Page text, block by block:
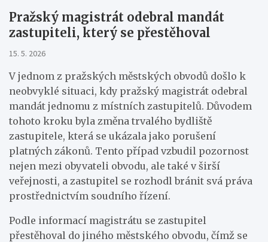
Pražský magistrát odebral mandát
zastupiteli, který se přestěhoval
15. 5. 2026
V jednom z pražských městských obvodů došlo k
neobvyklé situaci, kdy pražský magistrát odebral
mandát jednomu z místních zastupitelů. Důvodem
tohoto kroku byla změna trvalého bydliště
zastupitele, která se ukázala jako porušení
platných zákonů. Tento případ vzbudil pozornost
nejen mezi obyvateli obvodu, ale také v širší
veřejnosti, a zastupitel se rozhodl bránit svá práva
prostřednictvím soudního řízení.
Podle informací magistrátu se zastupitel
přestěhoval do jiného městského obvodu, čímž se